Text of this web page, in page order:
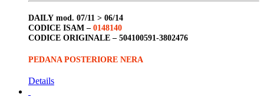
DAILY mod. 07/11 > 06/14
CODICE ISAM – 0148140
CODICE ORIGINALE – 504100591-3802476
PEDANA POSTERIORE NERA
Details